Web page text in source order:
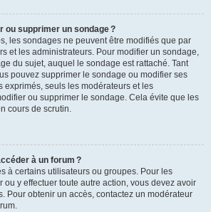
ou supprimer un sondage ?
les sondages ne peuvent être modifiés que par
et les administrateurs. Pour modifier un sondage,
du sujet, auquel le sondage est rattaché. Tant
pouvez supprimer le sondage ou modifier ses
exprimés, seuls les modérateurs et les
ou supprimer le sondage. Cela évite que les
cours de scrutin.
à un forum ?
à certains utilisateurs ou groupes. Pour les
ou y effectuer toute autre action, vous devez avoir
Pour obtenir un accès, contactez un modérateur